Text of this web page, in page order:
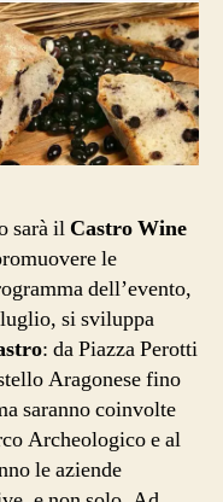
sarà il Castro Wine
le
dell’evento,
si sviluppa
: da Piazza Perotti
Aragonese fino
saranno coinvolte
Archeologico e al
le aziende